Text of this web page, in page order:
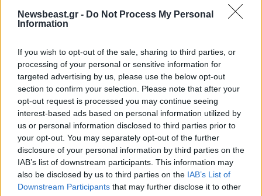
Newsbeast.gr - Do Not Process My Personal
Information
If you wish to opt-out of the sale, sharing to third parties, or
processing of your personal or sensitive information for
targeted advertising by us, please use the below opt-out
section to confirm your selection. Please note that after your
opt-out request is processed you may continue seeing
interest-based ads based on personal information utilized by
us or personal information disclosed to third parties prior to
your opt-out. You may separately opt-out of the further
disclosure of your personal information by third parties on the
IAB’s list of downstream participants. This information may
also be disclosed by us to third parties on the IAB’s List of
Downstream Participants that may further disclose it to other
19·05·2026 10:18
CARE FOR CARERS: Το νέο βιωματικό event για την
ευεξία και ενδυνάμωση των φαρμακοποιών